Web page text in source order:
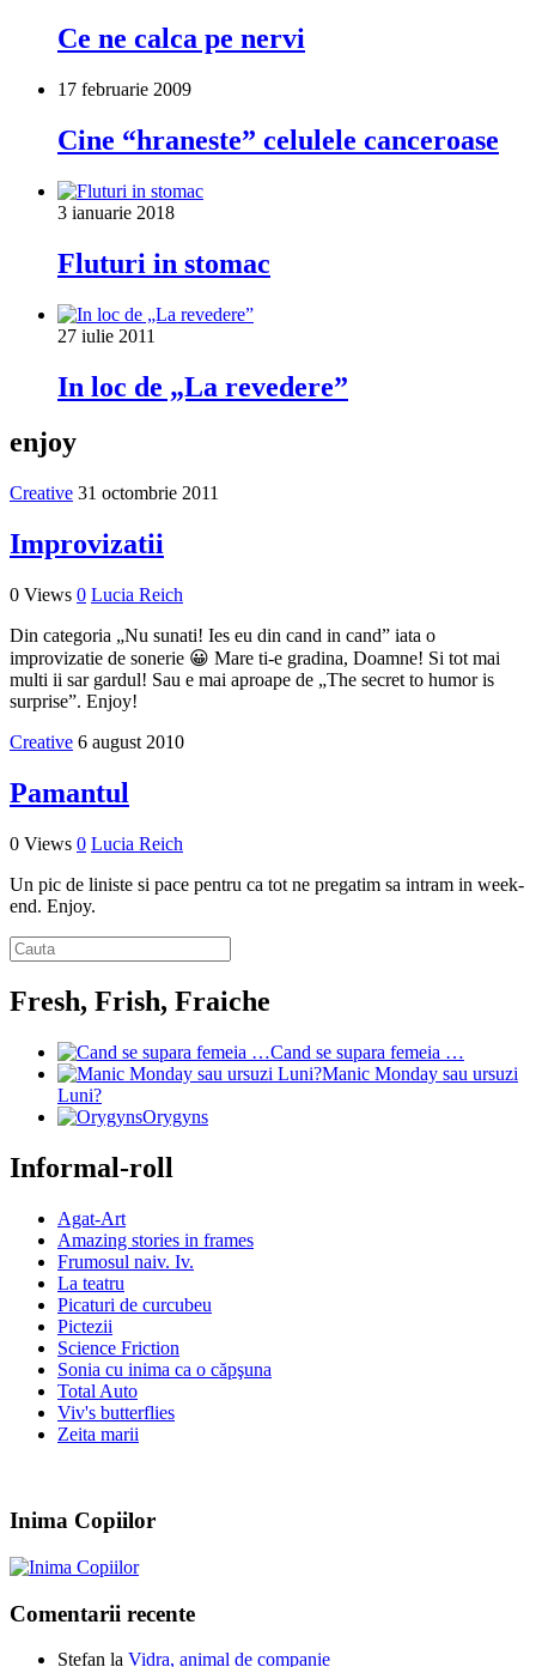
Ce ne calca pe nervi
17 februarie 2009
Cine “hraneste” celulele canceroase
3 ianuarie 2018
Fluturi in stomac
27 iulie 2011
In loc de „La revedere”
enjoy
Creative 31 octombrie 2011
Improvizatii
0 Views 0 Lucia Reich
Din categoria „Nu sunati! Ies eu din cand in cand” iata o
improvizatie de sonerie 😀 Mare ti-e gradina, Doamne! Si tot mai
multi ii sar gardul! Sau e mai aproape de „The secret to humor is
surprise”. Enjoy!
Creative 6 august 2010
Pamantul
0 Views 0 Lucia Reich
Un pic de liniste si pace pentru ca tot ne pregatim sa intram in week-
end. Enjoy.
Fresh, Frish, Fraiche
Cand se supara femeia …
Manic Monday sau ursuzi
Luni?
Orygyns
Informal-roll
Agat-Art
Amazing stories in frames
Frumosul naiv. Iv.
La teatru
Picaturi de curcubeu
Pictezii
Science Friction
Sonia cu inima ca o căpşuna
Total Auto
Viv's butterflies
Zeita marii
Inima Copiilor
Comentarii recente
Stefan la Vidra, animal de companie